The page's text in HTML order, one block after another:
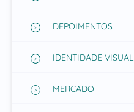
DEPOIMENTOS
IDENTIDADE VISUAL
MERCADO